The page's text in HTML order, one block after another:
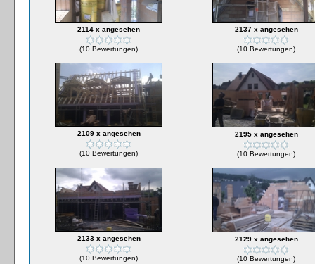
2114 x angesehen
(10 Bewertungen)
2137 x angesehen
(10 Bewertungen)
2109 x angesehen
(10 Bewertungen)
2195 x angesehen
(10 Bewertungen)
2133 x angesehen
(10 Bewertungen)
2129 x angesehen
(10 Bewertungen)